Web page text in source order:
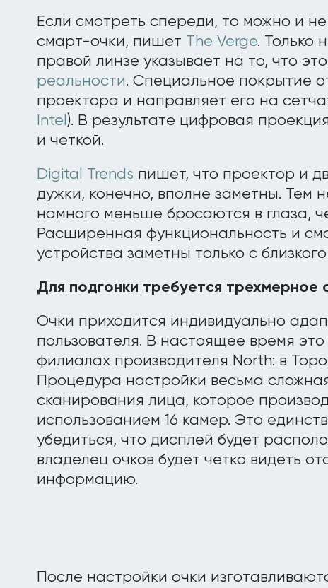
Если смотреть спереди, то можно и
смарт-очки, пишет The Verge. Только
правой линзе указывает на то, что это
реальности. Специальное покрытие
проектора и направляет его на
Intel ). В результате цифровая
и четкой.
Digital Trends пишет, что проектор и
дужки, конечно, вполне заметны. Тем
намного меньше бросаются в глаза,
Расширенная функциональность и
устройства заметны только с
Для подгонки требуется трехмерное
Очки приходится индивидуально
пользователя. В настоящее время это
филиалах производителя North: в
Процедура настройки весьма
сканирования лица, которое
использованием 16 камер. Это
убедиться, что дисплей будет
владелец очков будет четко видеть
информацию.
После настройки очки